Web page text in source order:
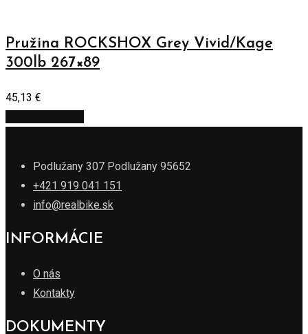
Pružina ROCKSHOX Grey Vivid/Kage
300lb 267×89
45,13 €
Podlužany 307 Podlužany 95652
+421 919 041 151
info@realbike.sk
INFORMÁCIE
O nás
Kontakty
DOKUMENTY